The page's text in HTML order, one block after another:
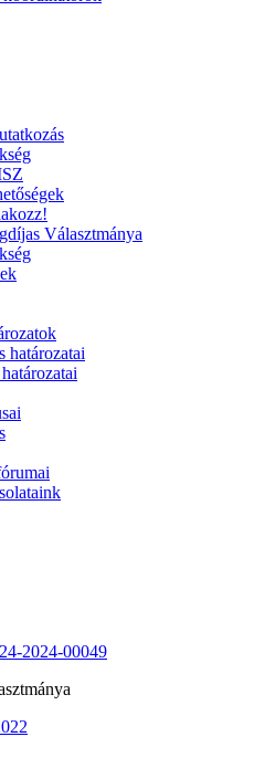
Választmánya
határozatai
2024-00049